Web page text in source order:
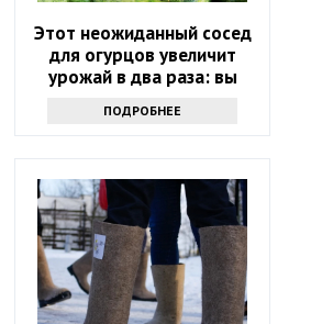
Этот неожиданный сосед
для огурцов увеличит
урожай в два раза: вы
ПОДРОБНЕЕ